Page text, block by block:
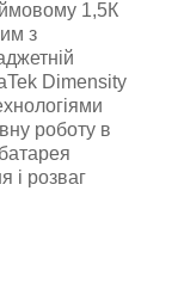
1,5К
з
Dimensity
роботу в
і розваг